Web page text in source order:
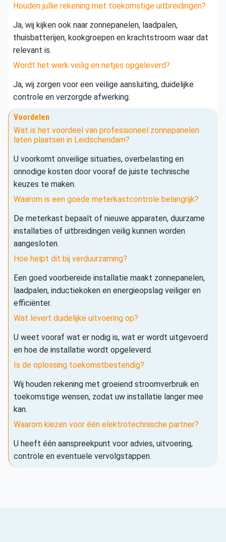
Houden jullie rekening met toekomstige uitbreidingen?
Ja, wij kijken ook naar zonnepanelen, laadpalen,
thuisbatterijen, kookgroepen en krachtstroom waar dat
relevant is.
Wordt het werk veilig en netjes opgeleverd?
Ja, wij zorgen voor een veilige aansluiting, duidelijke
controle en verzorgde afwerking.
Voordelen
Wat is het voordeel van professioneel zonnepanelen
laten plaatsen in Leidschendam?
U voorkomt onveilige situaties, overbelasting en
onnodige kosten door vooraf de juiste technische
keuzes te maken.
Waarom is een goede meterkastcontrole belangrijk?
De meterkast bepaalt of nieuwe apparaten, duurzame
installaties of uitbreidingen veilig kunnen worden
aangesloten.
Hoe helpt dit bij verduurzaming?
Een goed voorbereide installatie maakt zonnepanelen,
laadpalen, inductiekoken en energieopslag veiliger en
efficiënter.
Wat levert duidelijke uitvoering op?
U weet vooraf wat er nodig is, wat er wordt uitgevoerd
en hoe de installatie wordt opgeleverd.
Is de oplossing toekomstbestendig?
Wij houden rekening met groeiend stroomverbruik en
toekomstige wensen, zodat uw installatie langer mee
kan.
Waarom kiezen voor één elektrotechnische partner?
U heeft één aanspreekpunt voor advies, uitvoering,
controle en eventuele vervolgstappen.